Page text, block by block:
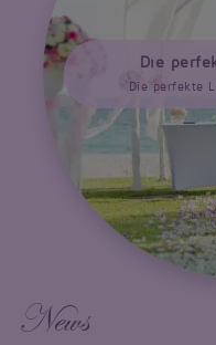
Die
Die perfekte
News